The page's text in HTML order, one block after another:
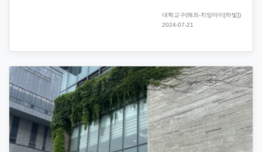
대학교구(해외-치앙마이[하빛])
2024-07-21